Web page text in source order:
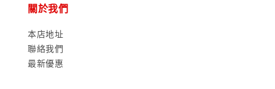
關於我們
本店地址
聯絡我們
最新優惠